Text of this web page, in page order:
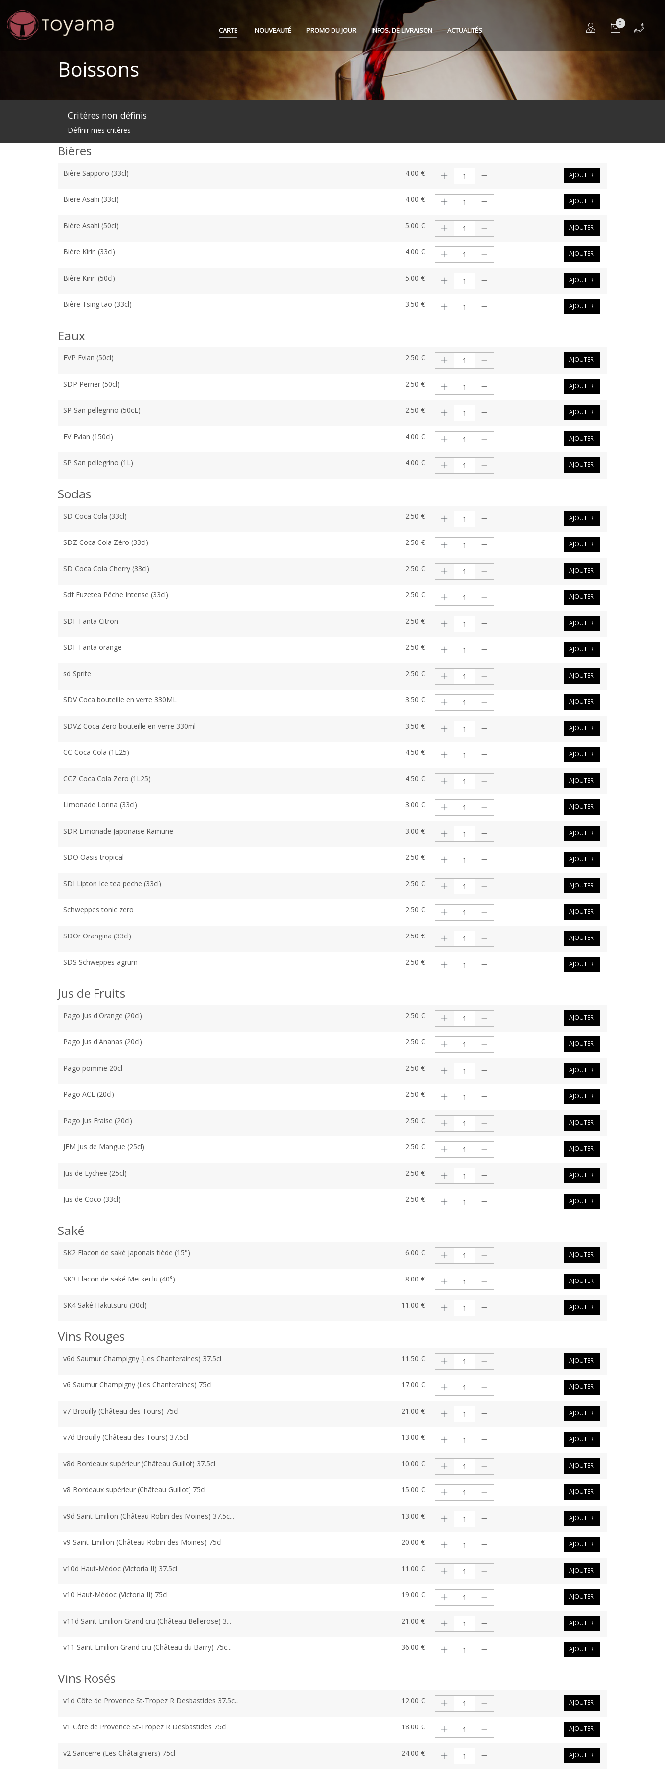
CARTE NOUVEAUTÉ PROMO DU JOUR INFOS. DE LIVRAISON ACTUALITÉS
0
Boissons
Critères non définis
Définir mes critères
Bières
Bière Sapporo (33cl) 4.00 € AJOUTER
Bière Asahi (33cl) 4.00 € AJOUTER
Bière Asahi (50cl) 5.00 € AJOUTER
Bière Kirin (33cl) 4.00 € AJOUTER
Bière Kirin (50cl) 5.00 € AJOUTER
Bière Tsing tao (33cl) 3.50 € AJOUTER
Eaux
EVP Evian (50cl) 2.50 € AJOUTER
SDP Perrier (50cl) 2.50 € AJOUTER
SP San pellegrino (50cL) 2.50 € AJOUTER
EV Evian (150cl) 4.00 € AJOUTER
SP San pellegrino (1L) 4.00 € AJOUTER
Sodas
SD Coca Cola (33cl) 2.50 € AJOUTER
SDZ Coca Cola Zéro (33cl) 2.50 € AJOUTER
SD Coca Cola Cherry (33cl) 2.50 € AJOUTER
Sdf Fuzetea Pêche Intense (33cl) 2.50 € AJOUTER
SDF Fanta Citron 2.50 € AJOUTER
SDF Fanta orange 2.50 € AJOUTER
sd Sprite 2.50 € AJOUTER
SDV Coca bouteille en verre 330ML 3.50 € AJOUTER
SDVZ Coca Zero bouteille en verre 330ml 3.50 € AJOUTER
CC Coca Cola (1L25) 4.50 € AJOUTER
CCZ Coca Cola Zero (1L25) 4.50 € AJOUTER
Limonade Lorina (33cl) 3.00 € AJOUTER
SDR Limonade Japonaise Ramune 3.00 € AJOUTER
SDO Oasis tropical 2.50 € AJOUTER
SDI Lipton Ice tea peche (33cl) 2.50 € AJOUTER
Schweppes tonic zero 2.50 € AJOUTER
SDOr Orangina (33cl) 2.50 € AJOUTER
SDS Schweppes agrum 2.50 € AJOUTER
Jus de Fruits
Pago Jus d'Orange (20cl) 2.50 € AJOUTER
Pago Jus d'Ananas (20cl) 2.50 € AJOUTER
Pago pomme 20cl 2.50 € AJOUTER
Pago ACE (20cl) 2.50 € AJOUTER
Pago Jus Fraise (20cl) 2.50 € AJOUTER
JFM Jus de Mangue (25cl) 2.50 € AJOUTER
Jus de Lychee (25cl) 2.50 € AJOUTER
Jus de Coco (33cl) 2.50 € AJOUTER
Saké
SK2 Flacon de saké japonais tiède (15°) 6.00 € AJOUTER
SK3 Flacon de saké Mei kei lu (40°) 8.00 € AJOUTER
SK4 Saké Hakutsuru (30cl) 11.00 € AJOUTER
Vins Rouges
v6d Saumur Champigny (Les Chanteraines) 37.5cl 11.50 € AJOUTER
v6 Saumur Champigny (Les Chanteraines) 75cl 17.00 € AJOUTER
v7 Brouilly (Château des Tours) 75cl 21.00 € AJOUTER
v7d Brouilly (Château des Tours) 37.5cl 13.00 € AJOUTER
v8d Bordeaux supérieur (Château Guillot) 37.5cl 10.00 € AJOUTER
v8 Bordeaux supérieur (Château Guillot) 75cl 15.00 € AJOUTER
v9d Saint-Emilion (Château Robin des Moines) 37.5c... 13.00 € AJOUTER
v9 Saint-Emilion (Château Robin des Moines) 75cl 20.00 € AJOUTER
v10d Haut-Médoc (Victoria II) 37.5cl 11.00 € AJOUTER
v10 Haut-Médoc (Victoria II) 75cl 19.00 € AJOUTER
v11d Saint-Emilion Grand cru (Château Bellerose) 3... 21.00 € AJOUTER
v11 Saint-Emilion Grand cru (Château du Barry) 75c... 36.00 € AJOUTER
Vins Rosés
v1d Côte de Provence St-Tropez R Desbastides 37.5c... 12.00 € AJOUTER
v1 Côte de Provence St-Tropez R Desbastides 75cl 18.00 € AJOUTER
v2 Sancerre (Les Châtaigniers) 75cl 24.00 € AJOUTER